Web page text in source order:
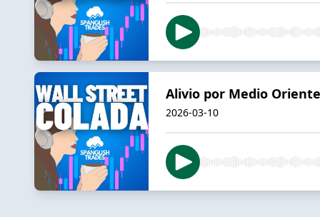
Alivio por Medio
2026-03-10